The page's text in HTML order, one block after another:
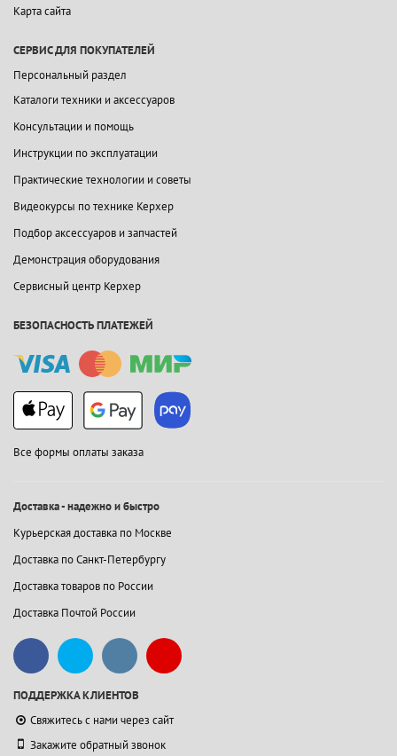
Карта сайта
СЕРВИС ДЛЯ ПОКУПАТЕЛЕЙ
Персональный раздел
Каталоги техники и аксессуаров
Консультации и помощь
Инструкции по эксплуатации
Практические технологии и советы
Видеокурсы по технике Керхер
Подбор аксессуаров и запчастей
Демонстрация оборудования
Сервисный центр Керхер
БЕЗОПАСНОСТЬ ПЛАТЕЖЕЙ
Все формы оплаты заказа
Доставка - надежно и быстро
Курьерская доставка по Москве
Доставка по Санкт-Петербургу
Доставка товаров по России
Доставка Почтой России
ПОДДЕРЖКА КЛИЕНТОВ
Свяжитесь с нами через сайт
Закажите обратный звонок